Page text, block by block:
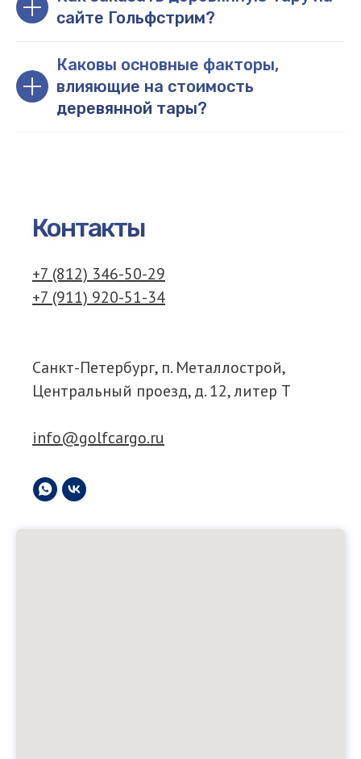
сайте Гольфстрим?
Каковы основные факторы,
влияющие на стоимость
деревянной тары?
Контакты
+7 (812) 346-50-29
+7 (911) 920-51-34
Санкт-Петербург, п. Металлострой,
Центральный проезд, д. 12, литер Т
info@golfcargo.ru